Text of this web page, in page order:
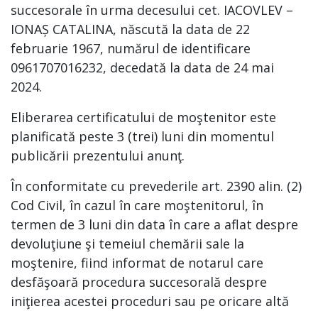
succesorale în urma decesului cet. IACOVLEV –
IONAȘ CATALINA, născută la data de 22
februarie 1967, numărul de identificare
0961707016232, decedată la data de 24 mai
2024.
Eliberarea certificatului de moştenitor este
planificată peste 3 (trei) luni din momentul
publicării prezentului anunţ.
În conformitate cu prevederile art. 2390 alin. (2)
Cod Civil, în cazul în care moştenitorul, în
termen de 3 luni din data în care a aflat despre
devoluţiune şi temeiul chemării sale la
moştenire, fiind informat de notarul care
desfăşoară procedura succesorală despre
iniţierea acestei proceduri sau pe oricare altă